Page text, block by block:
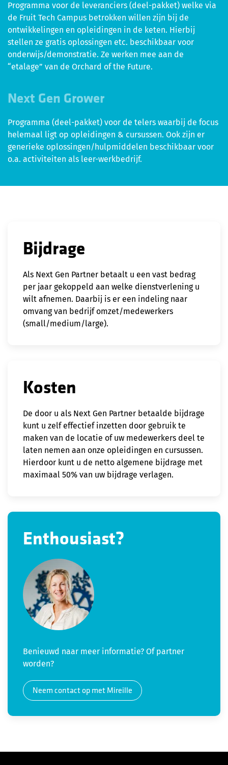
Programma voor de leveranciers (deel-pakket) welke via
de Fruit Tech Campus betrokken willen zijn bij de
ontwikkelingen en opleidingen in de keten. Hierbij
stellen ze gratis oplossingen etc. beschikbaar voor
onderwijs/demonstratie. Ze werken mee aan de
“etalage” van de Orchard of the Future.
Next Gen Grower
Programma (deel-pakket) voor de telers waarbij de focus
helemaal ligt op opleidingen & cursussen. Ook zijn er
generieke oplossingen/hulpmiddelen beschikbaar voor
o.a. activiteiten als leer-werkbedrijf.
Bijdrage
Als Next Gen Partner betaalt u een vast bedrag
per jaar gekoppeld aan welke dienstverlening u
wilt afnemen. Daarbij is er een indeling naar
omvang van bedrijf omzet/medewerkers
(small/medium/large).
Kosten
De door u als Next Gen Partner betaalde bijdrage
kunt u zelf effectief inzetten door gebruik te
maken van de locatie of uw medewerkers deel te
laten nemen aan onze opleidingen en cursussen.
Hierdoor kunt u de netto algemene bijdrage met
maximaal 50% van uw bijdrage verlagen.
Enthousiast?
Benieuwd naar meer informatie? Of partner
worden?
Neem contact op met Mireille